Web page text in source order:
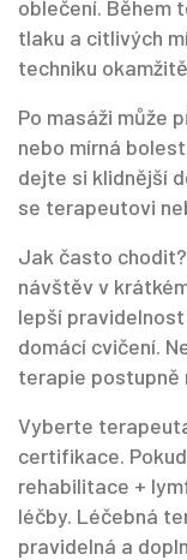
oblečení. Během
tlaku a citlivých
techniku
Po masáži může
nebo mírná
dejte si klidnější
se terapeutovi
Jak často
návštěv v
lepší pravidelnost
domácí cvičení.
terapie postupně
Vyberte
certifikace.
rehabilitace +
léčby. Léčebná
pravidelná a